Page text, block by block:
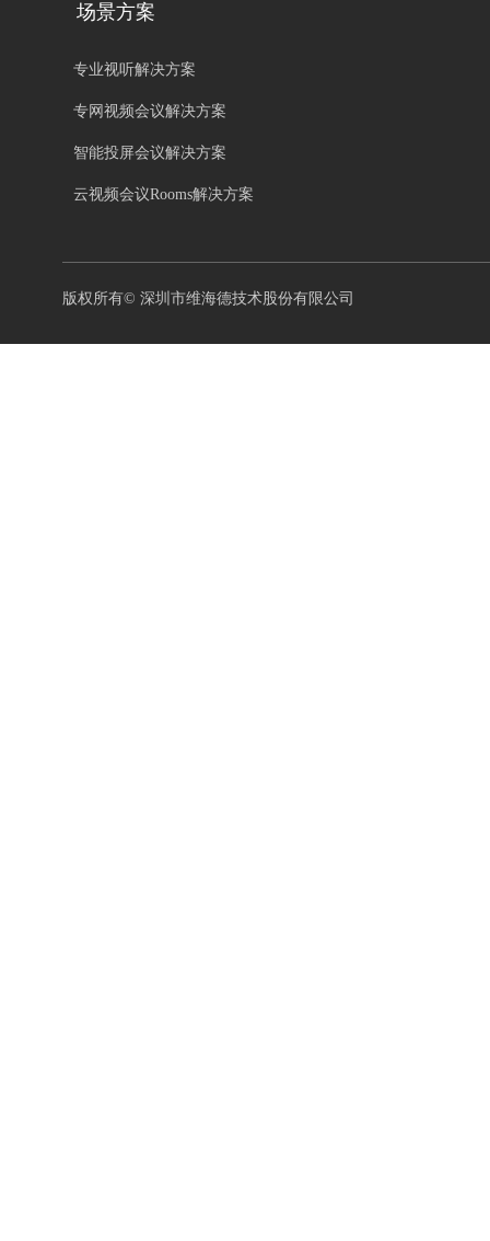
场景方案
专业视听解决方案
专网视频会议解决方案
智能投屏会议解决方案
云视频会议Rooms解决方案
版权所有© 深圳市维海德技术股份有限公司